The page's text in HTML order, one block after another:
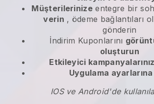
Müşterilerinize entegre bir
verin , ödeme bağlantıları
gönderin
İndirim Kuponlarını
oluşturun
Etkileyici
Uygulama
IOS ve Android'de